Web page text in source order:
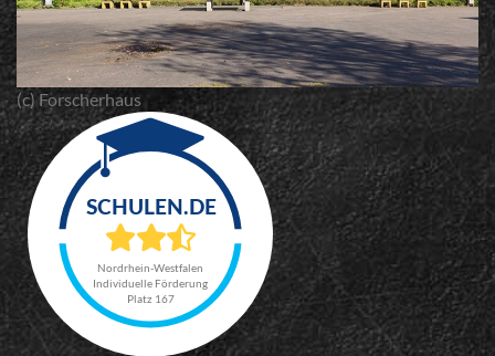
(c) Forscherhaus
Nordrhein-Westfalen
Individuelle Förderung
Platz 167